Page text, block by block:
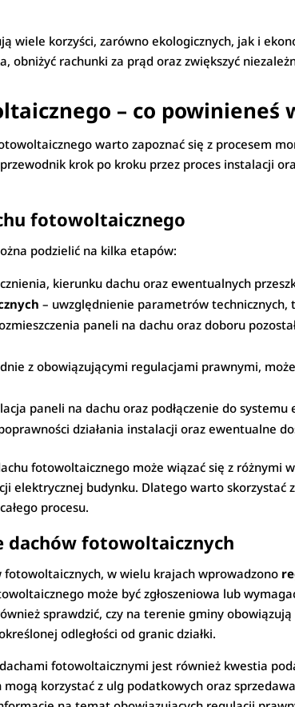
wiele korzyści, zarówno ekologicznych, jak i
obniżyć rachunki za prąd oraz zwiększyć
– co powinieneś
warto zapoznać się z procesem
krok po kroku przez proces instalacji
fotowoltaicznego
podzielić na kilka etapów:
kierunku dachu oraz ewentualnych
– uwzględnienie parametrów technicznych,
paneli na dachu oraz doboru
z obowiązującymi regulacjami prawnymi,
paneli na dachu oraz podłączenie do
działania instalacji oraz ewentualne
fotowoltaicznego może wiązać się z różnymi
elektrycznej budynku. Dlatego warto skorzystać
procesu.
dachów fotowoltaicznych
fotowoltaicznych, w wielu krajach wprowadzono
może być zgłoszeniowa lub
sprawdzić, czy na terenie gminy
odległości od granic działki.
fotowoltaicznymi jest również kwestia
korzystać z ulg podatkowych oraz